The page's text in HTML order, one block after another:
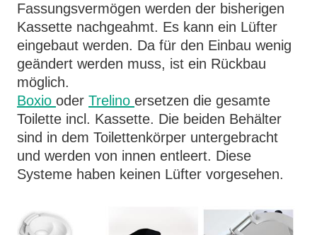
Fassungsvermögen werden der bisherigen
Kassette nachgeahmt. Es kann ein Lüfter
eingebaut werden. Da für den Einbau wenig
geändert werden muss, ist ein Rückbau
möglich.
Boxio oder Trelino ersetzen die gesamte
Toilette incl. Kassette. Die beiden Behälter
sind in dem Toilettenkörper untergebracht
und werden von innen entleert. Diese
Systeme haben keinen Lüfter vorgesehen.